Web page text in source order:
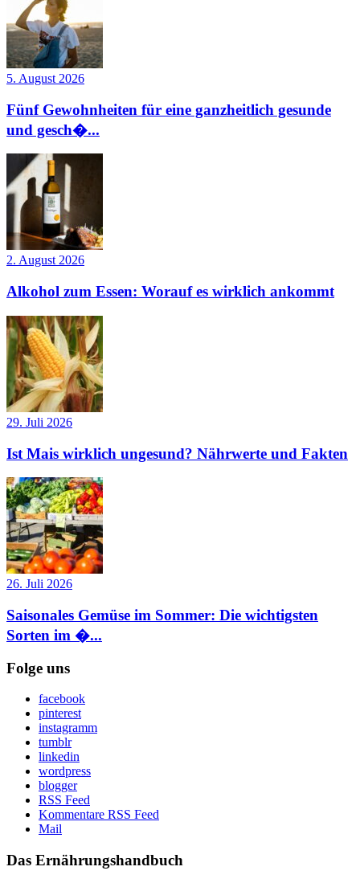
5. August 2026
Fünf Gewohnheiten für eine ganzheitlich gesunde
und gesch�...
2. August 2026
Alkohol zum Essen: Worauf es wirklich ankommt
29. Juli 2026
Ist Mais wirklich ungesund? Nährwerte und Fakten
26. Juli 2026
Saisonales Gemüse im Sommer: Die wichtigsten
Sorten im �...
Folge uns
facebook
pinterest
instagramm
tumblr
linkedin
wordpress
blogger
RSS Feed
Kommentare RSS Feed
Mail
Das Ernährungshandbuch